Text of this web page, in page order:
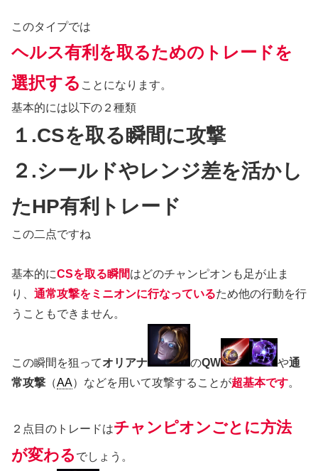
このタイプでは
ヘルス有利を取るためのトレードを
選択する ことになります。
基本的には以下の２種類
１.CSを取る瞬間に攻撃
２.シールドやレンジ差を活かし
たHP有利トレード
この二点ですね
基本的にCSを取る瞬間はどのチャンピオンも足が止ま
り、 通常攻撃をミニオンに行なっているため他の行動を行
うこともできません。
この瞬間を狙ってオリアナ のQW や通
常攻撃 （AA）などを用いて攻撃することが超基本です。
２点目のトレードはチャンピオンごとに方法
が変わる でしょう。